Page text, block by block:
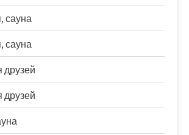
сауна
сауна
друзей
друзей